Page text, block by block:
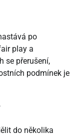
po
play a
se přerušení,
podmínek je
do několika